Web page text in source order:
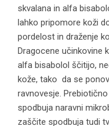
skvalana in alfa
lahko pripomore koži
pordelost in draženje
Dragocene učinkovine
alfa bisabolol ščitijo,
kože, tako da se
ravnovesje.
spodbuja naravni
zaščite spodbuja tudi